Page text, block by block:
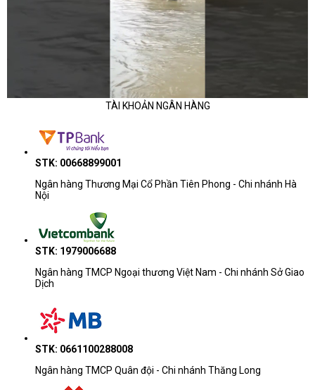
TÀI KHOẢN NGÂN HÀNG
STK: 00668899001
Ngân hàng Thương Mại Cổ Phần Tiên Phong - Chi nhánh Hà
Nội
STK: 1979006688
Ngân hàng TMCP Ngoại thương Việt Nam - Chi nhánh Sở Giao
Dịch
STK: 0661100288008
Ngân hàng TMCP Quân đội - Chi nhánh Thăng Long